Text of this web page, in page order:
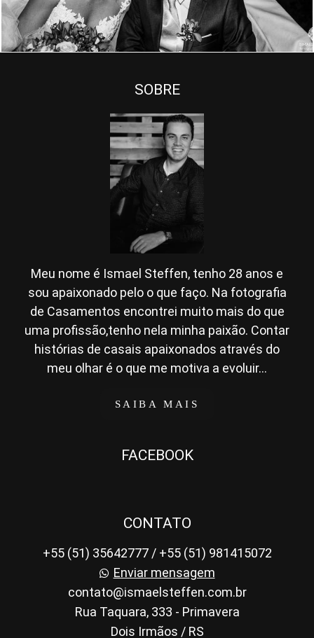
SOBRE
Meu nome é Ismael Steffen, tenho 28 anos e
sou apaixonado pelo o que faço. Na fotografia
de Casamentos encontrei muito mais do que
uma profissão,tenho nela minha paixão. Contar
histórias de casais apaixonados através do
meu olhar é o que me motiva a evoluir...
SAIBA MAIS
FACEBOOK
CONTATO
+55 (51) 35642777 / +55 (51) 981415072
Enviar mensagem
contato@ismaelsteffen.com.br
Rua Taquara, 333 - Primavera
Dois Irmãos / RS